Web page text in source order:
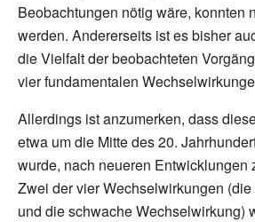
Beobachtungen nötig wäre, konnten
werden. Andererseits ist es bisher
die Vielfalt der beobachteten
vier fundamentalen
Allerdings ist anzumerken, dass
etwa um die Mitte des 20.
wurde, nach neueren Entwicklungen
Zwei der vier Wechselwirkungen
und die schwache Wechselwirkung)